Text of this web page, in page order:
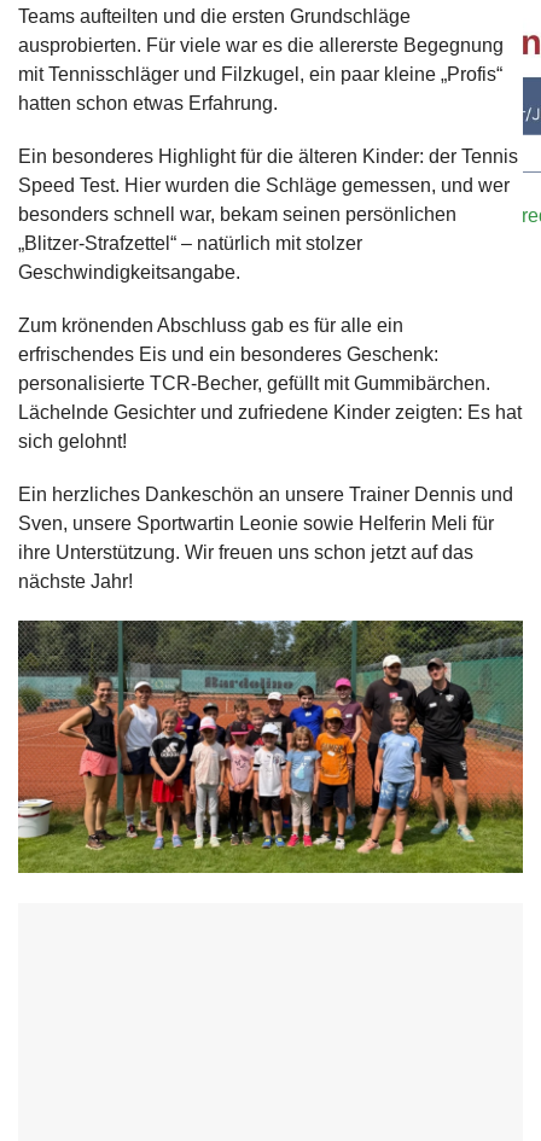
Bei Interesse oder falls ihr Trainer/innen kennt, meldet
Kontaktformularoder E-Mail an:sportwart@tennisclub-
Teams aufteilten und die ersten Grundschläge
ausprobierten. Für viele war es die allererste Begegnung
mit Tennisschläger und Filzkugel, ein paar kleine „Profis“
hatten schon etwas Erfahrung.
Ein besonderes Highlight für die älteren Kinder: der Tennis
Speed Test. Hier wurden die Schläge gemessen, und wer
besonders schnell war, bekam seinen persönlichen
„Blitzer-Strafzettel“ – natürlich mit stolzer
Geschwindigkeitsangabe.
Zum krönenden Abschluss gab es für alle ein
erfrischendes Eis und ein besonderes Geschenk:
personalisierte TCR-Becher, gefüllt mit Gummibärchen.
Lächelnde Gesichter und zufriedene Kinder zeigten: Es hat
sich gelohnt!
Ein herzliches Dankeschön an unsere Trainer Dennis und
Sven, unsere Sportwartin Leonie sowie Helferin Meli für
ihre Unterstützung. Wir freuen uns schon jetzt auf das
nächste Jahr!